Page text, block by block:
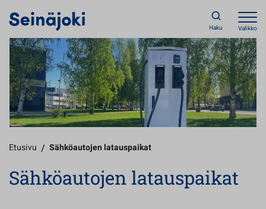
Haku Valikko
Etusivu / Sähköautojen latauspaikat
Sähköautojen latauspaikat